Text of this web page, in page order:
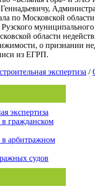
по Московской
области
о признании
из ЕГРП.
экспертиза /
экспертиза
в гражданском
в арбитражном
судов